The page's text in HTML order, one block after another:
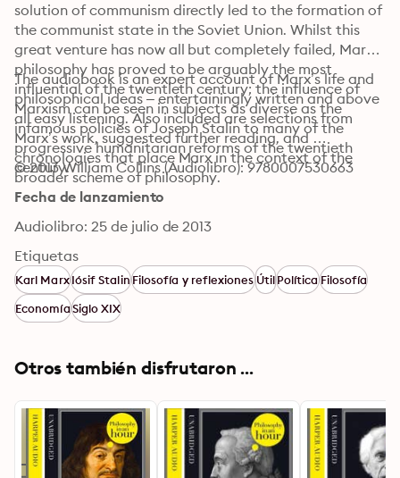
solution of communism directly led to the formation of
the communist state in the Soviet Union. Whilst this
great venture has now all but completely failed, Marx’s
philosophy has proved to be arguably the most
influential of the twentieth century; the influence of
Marxism can be seen in subjects as diverse as the
infamous policies of Joseph Stalin to many of the
progressive humanitarian reforms of the twentieth
century.
The audiobook is an expert account of Marx’s life and
philosophical ideas – entertainingly written and above
all easy listening. Also included are selections from
Marx’s work, suggested further reading, and
chronologies that place Marx in the context of the
broader scheme of philosophy.
© 2013 William Collins (Audiolibro): 9780007530663
Fecha de lanzamiento
Audiolibro: 25 de julio de 2013
Etiquetas
Karl MarxIósif StalinFilosofía y reflexiones ÚtilPolíticaFilosofía
EconomíaSiglo XIX
Otros también disfrutaron ...